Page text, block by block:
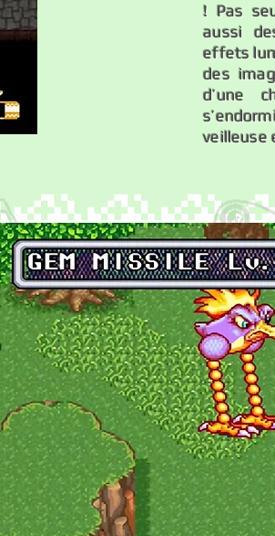
! Pas
aussi
effets
des
d’une
veilleuse